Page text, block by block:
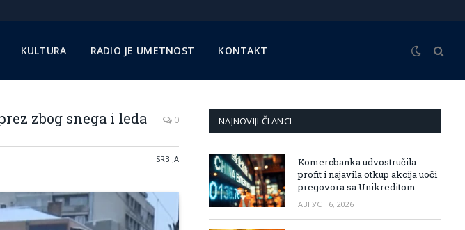
KULTURA RADIO JE UMETNOST KONTAKT
zbog snega i leda 0
SRBIJA
NAJNOVIJI ČLANCI
Komercbanka udvostručila
profit i najavila otkup akcija uoči
pregovora sa Unikreditom
АВГУСТ 6, 2026